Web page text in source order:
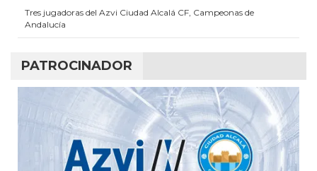
Tres jugadoras del Azvi Ciudad Alcalá CF, Campeonas de
Andalucía
PATROCINADOR